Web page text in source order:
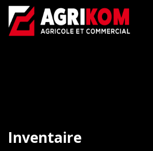
Inventaire